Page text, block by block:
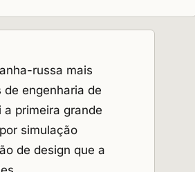
russa mais
de engenharia de
primeira grande
simulação
de design que a